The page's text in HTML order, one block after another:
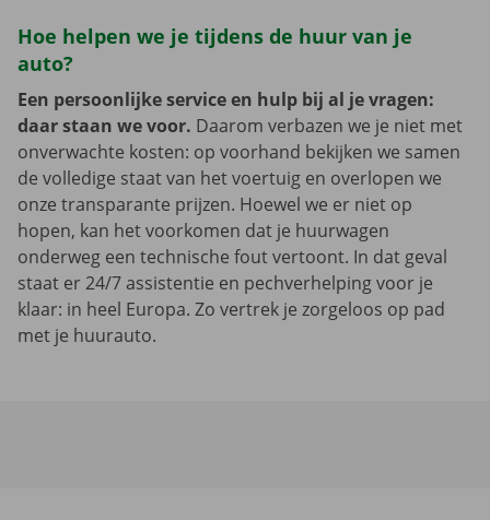
Hoe helpen we je tijdens de huur van je
auto?
Een persoonlijke service en hulp bij al je vragen:
daar staan we voor. Daarom verbazen we je niet met
onverwachte kosten: op voorhand bekijken we samen
de volledige staat van het voertuig en overlopen we
onze transparante prijzen. Hoewel we er niet op
hopen, kan het voorkomen dat je huurwagen
onderweg een technische fout vertoont. In dat geval
staat er 24/7 assistentie en pechverhelping voor je
klaar: in heel Europa. Zo vertrek je zorgeloos op pad
met je huurauto.